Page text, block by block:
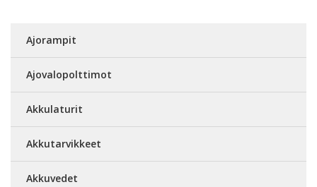
Ajorampit
Ajovalopolttimot
Akkulaturit
Akkutarvikkeet
Akkuvedet